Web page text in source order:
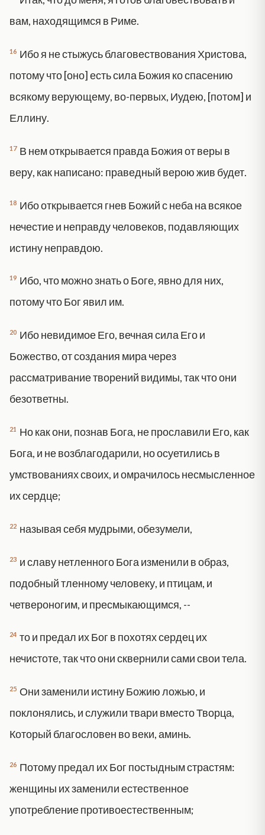
вам, находящимся в Риме.
16 Ибо я не стыжусь благовествования Христова,
потому что [оно] есть сила Божия ко спасению
всякому верующему, во-первых, Иудею, [потом] и
Еллину.
17 В нем открывается правда Божия от веры в
веру, как написано: праведный верою жив будет.
18 Ибо открывается гнев Божий с неба на всякое
нечестие и неправду человеков, подавляющих
истину неправдою.
19 Ибо, что можно знать о Боге, явно для них,
потому что Бог явил им.
20 Ибо невидимое Его, вечная сила Его и
Божество, от создания мира через
рассматривание творений видимы, так что они
безответны.
21 Но как они, познав Бога, не прославили Его, как
Бога, и не возблагодарили, но осуетились в
умствованиях своих, и омрачилось несмысленное
их сердце;
22 называя себя мудрыми, обезумели,
23 и славу нетленного Бога изменили в образ,
подобный тленному человеку, и птицам, и
четвероногим, и пресмыкающимся, --
24 то и предал их Бог в похотях сердец их
нечистоте, так что они сквернили сами свои тела.
25 Они заменили истину Божию ложью, и
поклонялись, и служили твари вместо Творца,
Который благословен во веки, аминь.
26 Потому предал их Бог постыдным страстям:
женщины их заменили естественное
употребление противоестественным;